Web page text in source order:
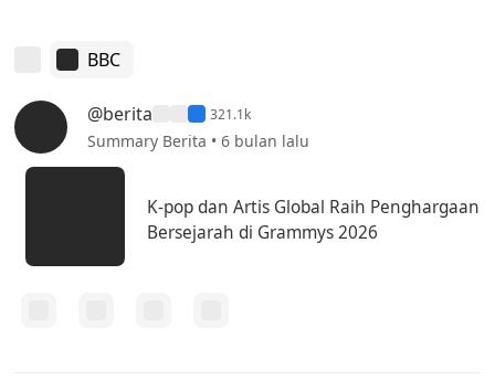
BBC
@berita 321.1k
Summary Berita • 6 bulan lalu
K-pop dan Artis Global Raih Penghargaan
Bersejarah di Grammys 2026